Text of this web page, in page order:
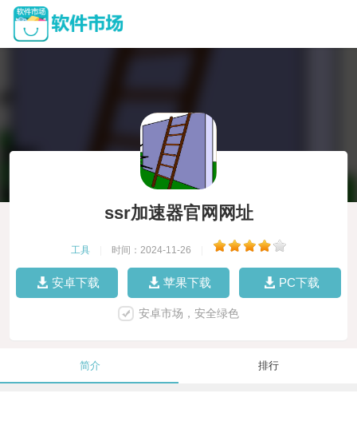
ssr加速器官网网址
工具 时间：2024-11-26
安卓下载 苹果下载 PC下载
安卓市场，安全绿色
简介 排行